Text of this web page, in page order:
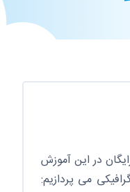
در این آموزش
می پردازیم: